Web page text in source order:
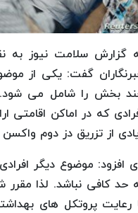
گزارش سلامت نیوز به
گفت: یکی از
بخش را شامل می شود.
که در اماکن اقامتی
از تزریق دز دوم
افزود: موضوع دیگر
حد کافی نباشد. لذا
رعایت پروتکل های